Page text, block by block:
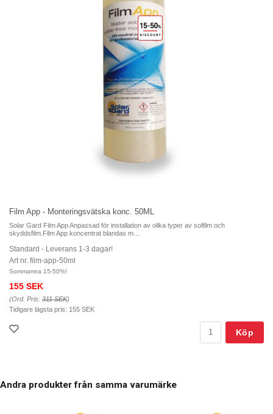
Film App - Monteringsvätska konc. 50ML
Solar Gard Film App Anpassad för installation av olika typer av solfilm och
skyddsfilm.Film App koncentrat blandas m...
Standard - Leverans 1-3 dagar!
Art nr. film-app-50ml
Sommarrea 15-50%!
155 SEK
(Ord. Pris: 311 SEK)
Tidigare lägsta pris: 155 SEK
Köp
Andra produkter från samma varumärke